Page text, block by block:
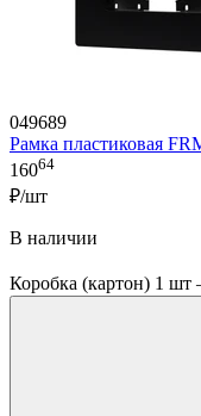
049689
Рамка пластиковая
16064
₽/шт
В наличии
Коробка (картон) 1